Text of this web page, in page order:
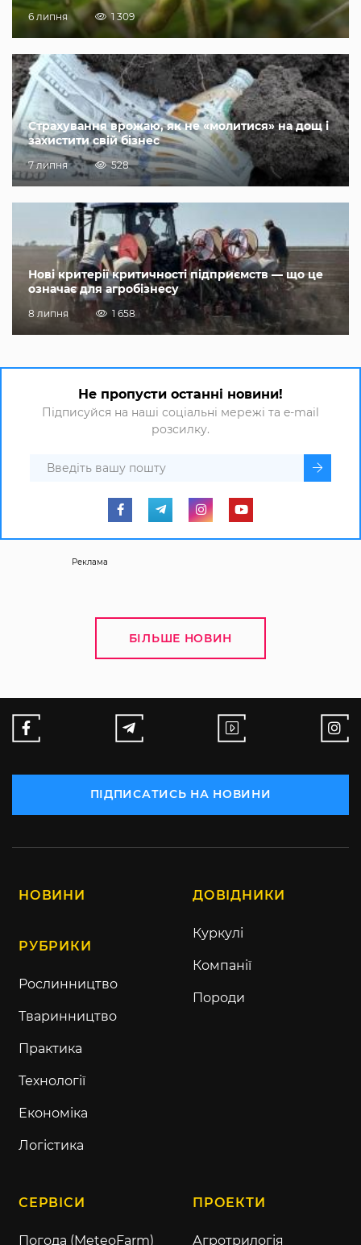
6 липня 1 309
Страхування врожаю, як не «молитися» на дощ і
захистити свій бізнес
7 липня 528
Нові критерії критичності підприємств — що це
означає для агробізнесу
8 липня 1 658
Не пропусти останні новини!
Підписуйся на наші соціальні мережі та e-mail
розсилку.
Реклама
БІЛЬШЕ НОВИН
ПІДПИСАТИСЬ НА НОВИНИ
НОВИНИ
РУБРИКИ
Рослинництво
Тваринництво
Практика
Технології
Економіка
Логістика
ДОВІДНИКИ
Куркулі
Компанії
Породи
СЕРВІСИ
Погода (MeteoFarm)
ПРОЕКТИ
Агротрилогія